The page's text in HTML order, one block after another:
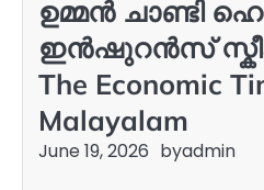
ഉമ്മൻ ചാണ്ടി
ഇൻഷുറൻസ് സ്കീം
The Economic
Malayalam
June 19, 2026 byadmin